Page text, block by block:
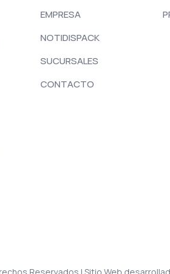
EMPRESA
NOTIDISPACK
SUCURSALES
CONTACTO